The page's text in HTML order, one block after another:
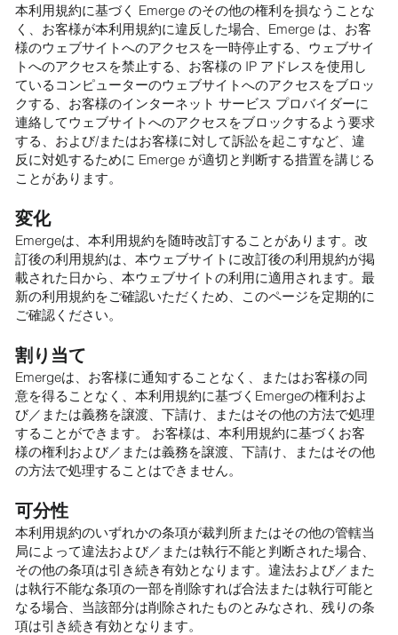
本利用規約に基づく Emerge のその他の権利を損なうことな
く、お客様が本利用規約に違反した場合、Emerge は、お客
様のウェブサイトへのアクセスを一時停止する、ウェブサイ
トへのアクセスを禁止する、お客様の IP アドレスを使用し
ているコンピューターのウェブサイトへのアクセスをブロッ
クする、お客様のインターネット サービス プロバイダーに
連絡してウェブサイトへのアクセスをブロックするよう要求
する、および/またはお客様に対して訴訟を起こすなど、違
反に対処するために Emerge が適切と判断する措置を講じる
ことがあります。
変化
Emergeは、本利用規約を随時改訂することがあります。改
訂後の利用規約は、本ウェブサイトに改訂後の利用規約が掲
載された日から、本ウェブサイトの利用に適用されます。最
新の利用規約をご確認いただくため、このページを定期的に
ご確認ください。
割り当て
Emergeは、お客様に通知することなく、またはお客様の同
意を得ることなく、本利用規約に基づくEmergeの権利およ
び／または義務を譲渡、下請け、またはその他の方法で処理
することができます。 お客様は、本利用規約に基づくお客
様の権利および／または義務を譲渡、下請け、またはその他
の方法で処理することはできません。
可分性
本利用規約のいずれかの条項が裁判所またはその他の管轄当
局によって違法および／または執行不能と判断された場合、
その他の条項は引き続き有効となります。違法および／また
は執行不能な条項の一部を削除すれば合法または執行可能と
なる場合、当該部分は削除されたものとみなされ、残りの条
項は引き続き有効となります。